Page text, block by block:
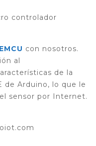
controlador
con nosotros.
al
de la
de Arduino, lo que le
sensor por Internet.